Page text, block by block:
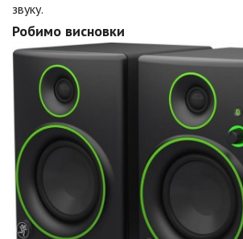
звуку.
Робимо висновки